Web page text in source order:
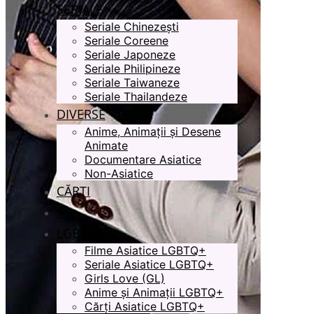
SERIALE
Seriale Chinezești
Seriale Coreene
Seriale Japoneze
Seriale Philipineze
Seriale Taiwaneze
Seriale Thailandeze
DIVERSE
Anime, Animații și Desene
Animate
Documentare Asiatice
Non-Asiatice
CĂRȚI
18+
LGBTQ+
Filme Asiatice LGBTQ+
Seriale Asiatice LGBTQ+
Girls Love (GL)
Anime și Animații LGBTQ+
Cărți Asiatice LGBTQ+